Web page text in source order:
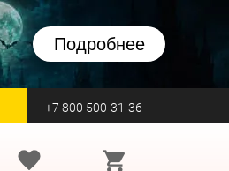
Подробнее
+7 800 500-31-36